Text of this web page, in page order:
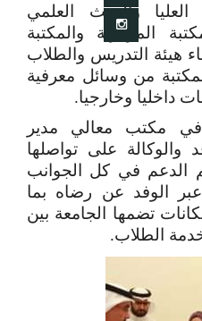
والبحث العلمي
المركزية والمكتبة
هيئة التدريس والطلاب
من وسائل معرفية
داخليا وخارجيا.
في مكتب معالي مدير
والوكالة على تواصلها
الدعم في كل الجوانب
عبر الوفد عن رضاه بما
تضمها الجامعة بين
الطلاب.